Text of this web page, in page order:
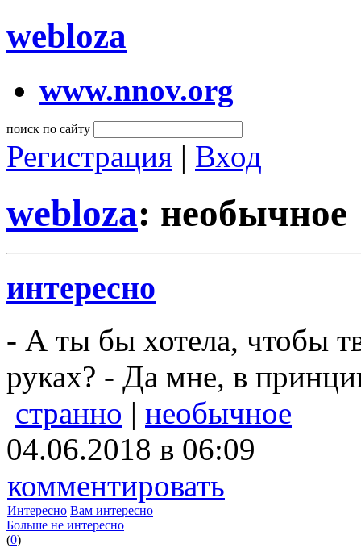
webloza
www.nnov.org
поиск по сайту
Регистрация | Вход
webloza: необычное
интересно
- А ты бы хотела, чтобы
руках? - Да мне, в
странно | необычное
04.06.2018 в 06:09
комментировать
Интересно Вам интересно
Больше не интересно
(0)